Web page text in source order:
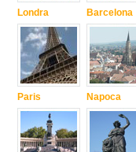
Londra
Paris
Barcelona
Napoca